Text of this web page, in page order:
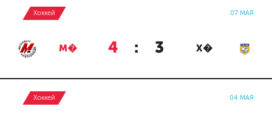
Хоккей 07 МАЯ
М� 4 : 3 Х�
Хоккей 04 МАЯ